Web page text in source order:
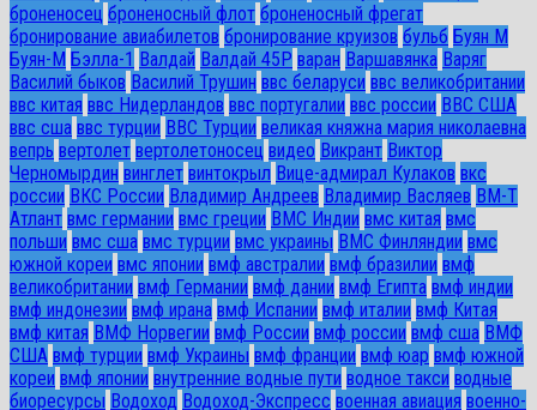
броненосец броненосный флот броненосный фрегат
бронирование авиабилетов бронирование круизов бульб Буян М
Буян-М Бэлла-1 Валдай Валдай 45Р варан Варшавянка Варяг
Василий быков Василий Трушин ввс беларуси ввс великобритании
ввс китая ввс Нидерландов ввс португалии ввс россии ВВС США
ввс сша ввс турции ВВС Турции великая княжна мария николаевна
вепрь вертолет вертолетоносец видео Викрант Виктор
Черномырдин винглет винтокрыл Вице-адмирал Кулаков вкс
россии ВКС России Владимир Андреев Владимир Васляев ВМ-Т
Атлант вмс германии вмс греции ВМС Индии вмс китая вмс
польши вмс сша вмс турции вмс украины ВМС Финляндии вмс
южной кореи вмс японии вмф австралии вмф бразилии вмф
великобритании вмф Германии вмф дании вмф Египта вмф индии
вмф индонезии вмф ирана вмф Испании вмф италии вмф Китая
вмф китая ВМФ Норвегии вмф России вмф россии вмф сша ВМФ
США вмф турции вмф Украины вмф франции вмф юар вмф южной
кореи вмф японии внутренние водные пути водное такси водные
биоресурсы Водоход Водоход-Экспресс военная авиация военно-